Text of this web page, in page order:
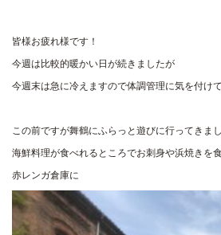
皆様お疲れ様です！
今週は比較的暖かい日が続きましたが
今週末は急に冷えますので体調管理に気を付け
この前ですが舞鶴にふらっと遊びに行ってきま
海鮮料理が食べれるところでお刺身や浜焼きを
赤レンガ倉庫に